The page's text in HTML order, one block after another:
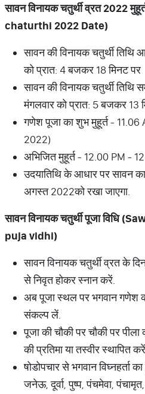
सावन विनायक चतुर्थी व्रत2022
chaturthi 2022 Date)
सावन की विनायक चतुर्थी
को प्रात: 4 बजकर 18 मिनट पर
सावन की विनायक चतुर्थी तिथि
मंगलवार को प्रात: 5 बजकर 13
गणेश पूजा का शुभ मुहूर्त - 11.06
2022)
अभिजित मुहूर्त - 12.00 PM -
उदयातिथि के आधार पर सावन
अगस्त 2022को रखा जाएगा.
सावन विनायक चतुर्थी पूजा विधि (
puja vidhi)
सावन विनायक चतुर्थी व्रत के
से निवृत होकर स्नान करें.
अब पूजा स्थल पर भगवान गणेश
संकल्प लें.
पूजा की चौकी पर चौकी पर
की प्रतिमा या तस्वीर स्थापित
षोडोपचार से भगवान विघ्नहर्ता
जनेऊ, दूर्वा, पुष्प, पंचमेवा,